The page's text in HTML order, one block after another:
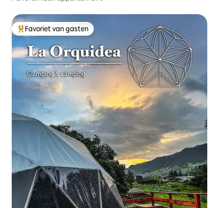
Topfavoriet van gasten
Favoriet van gasten